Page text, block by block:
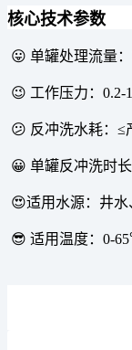
核心技术参数
😛 单罐处理流量：
😉 工作压力：0.2-
😕 反冲洗水耗：≤
😀 单罐反冲洗时
😍适用水源：井
😎 适用温度：0-